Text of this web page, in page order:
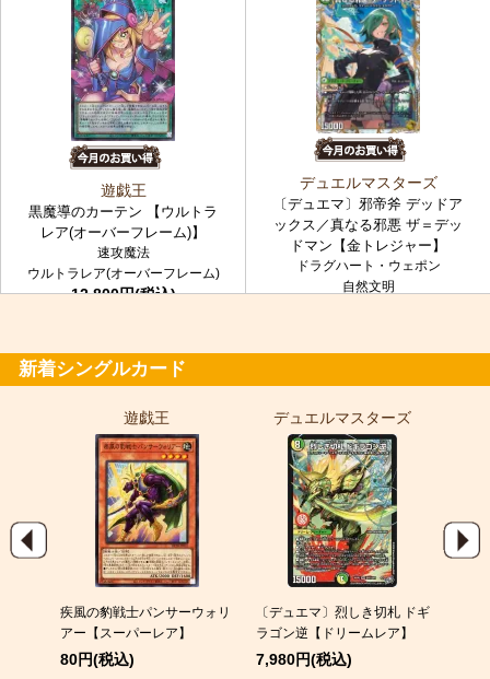
遊戯王
黒魔導のカーテン 【ウルトラ
レア(オーバーフレーム)】
速攻魔法
ウルトラレア(オーバーフレーム)
12,800円(税込)
デュエルマスターズ
〔デュエマ〕邪帝斧 デッドア
ックス／真なる邪悪 ザ＝デッ
ドマン【金トレジャー】
ドラグハート・ウェポン
自然文明
新着シングルカード
遊戯王
疾風の豹戦士パンサーウォリ
アー【スーパーレア】
80円(税込)
デュエルマスターズ
〔デュエマ〕烈しき切札 ドギ
ラゴン逆【ドリームレア】
7,980円(税込)